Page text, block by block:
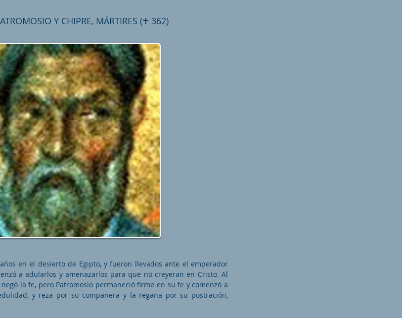
Y CHIPRE, MÁRTIRES (♰ 362)
en el desierto de Egipto, y fueron llevados ante el emperador
a adularlos y amenazarlos para que no creyeran en Cristo. Al
la fe, pero Patromosio permaneció firme en su fe y comenzó a
y reza por su compañera y la regaña por su postración,